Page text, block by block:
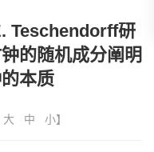
Teschendorff研
的随机成分阐明
本质
大 中 小】